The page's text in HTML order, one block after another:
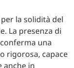
la solidità del
La presenza di
una
rigorosa, capace
anche in